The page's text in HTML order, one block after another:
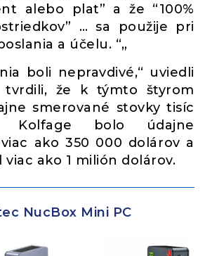
alebo plat” a že “100%
… sa použije pri
a účelu. “„
boli nepravdivé,“ uviedli
tvrdili, že k týmto štyrom
smerované stovky tisíc
Kolfage bolo údajne
ako 350 000 dolárov a
ako 1 milión dolárov.
NucBox Mini PC